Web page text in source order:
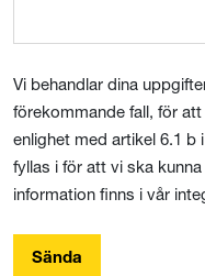
Vi behandlar dina
förekommande fall, för
enlighet med artikel 6.1 b
fyllas i för att vi ska
information finns i vår
Sända